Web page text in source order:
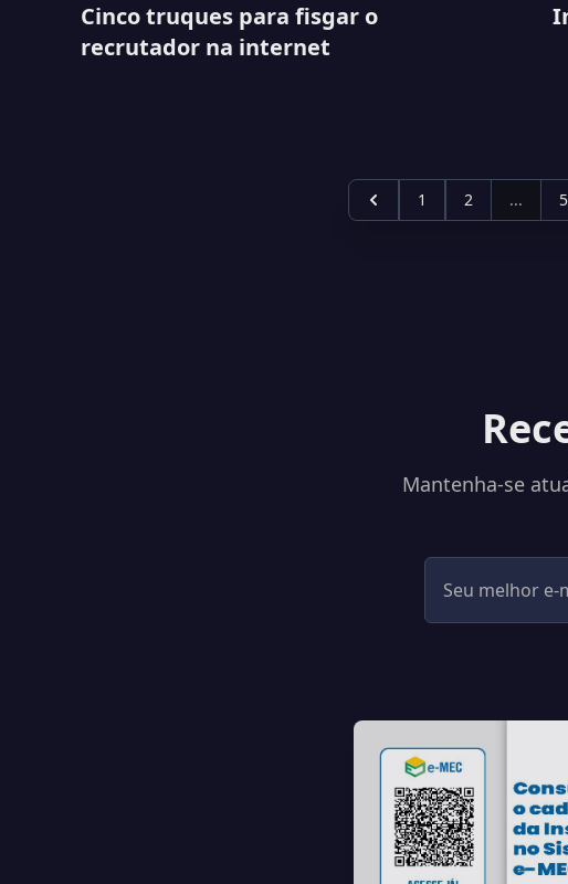
Cinco truques para fisgar o
recrutador na internet
1 2 ...
Mantenha-se